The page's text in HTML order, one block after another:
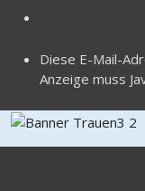
Diese E-Mail-
Anzeige muss